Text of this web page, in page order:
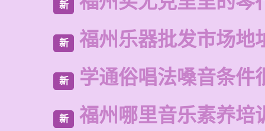
新
新 福州乐器批发市场地
新 学通俗唱法嗓音条件
新 福州哪里音乐素养培